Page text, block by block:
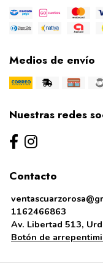
Medios de envío
Nuestras redes
Contacto
1162466863
Av. Libertad 513,
Botón de